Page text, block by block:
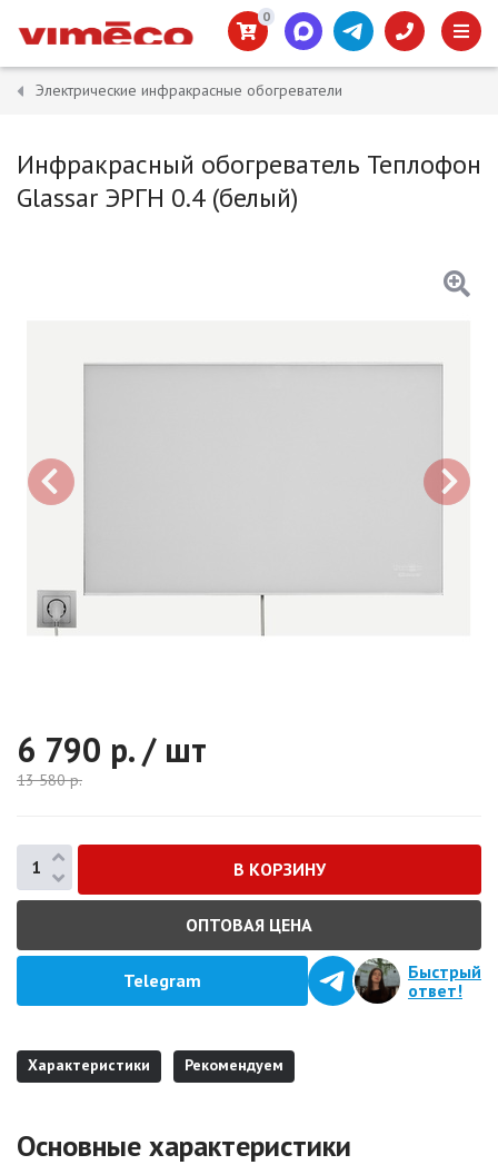
0
Электрические инфракрасные обогреватели
Инфракрасный обогреватель Теплофон
Glassar ЭРГН 0.4 (белый)
6 790 р. / шт
13 580р.
ОПТОВАЯ ЦЕНА
Telegram
Быстрый
ответ!
Характеристики Рекомендуем
Основные характеристики